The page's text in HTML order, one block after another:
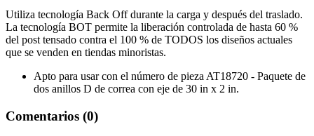
Utiliza tecnología Back Off durante la carga y después del traslado.
La tecnología BOT permite la liberación controlada de hasta 60 %
del post tensado contra el 100 % de TODOS los diseños actuales
que se venden en tiendas minoristas.
Apto para usar con el número de pieza AT18720 - Paquete de
dos anillos D de correa con eje de 30 in x 2 in.
Comentarios (0)